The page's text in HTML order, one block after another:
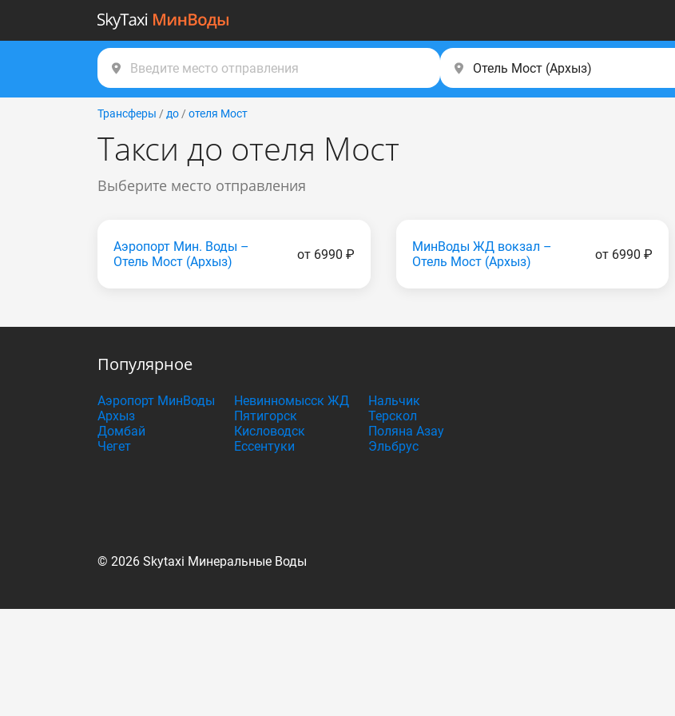
Трансферы / до / отеля Мост
Такси до отеля Мост
Выберите место отправления
Аэропорт Мин. Воды –
Отель Мост (Apxыз)
от 6990 ₽
МинВоды ЖД вокзал –
Отель Мост (Apxыз)
от 6990 ₽
Популярное
Аэропорт МинВоды
Архыз
Домбай
Чегет
Невинномысск ЖД
Пятигорск
Кисловодск
Ессентуки
Нальчик
Терскол
Поляна Азау
Эльбрус
© 2026 Skytaxi Минеральные Воды